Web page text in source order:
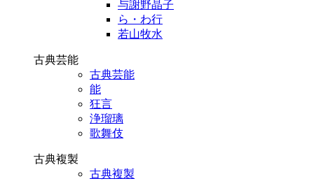
与謝野晶子
ら・わ行
若山牧水
古典芸能
古典芸能
能
狂言
浄瑠璃
歌舞伎
古典複製
古典複製